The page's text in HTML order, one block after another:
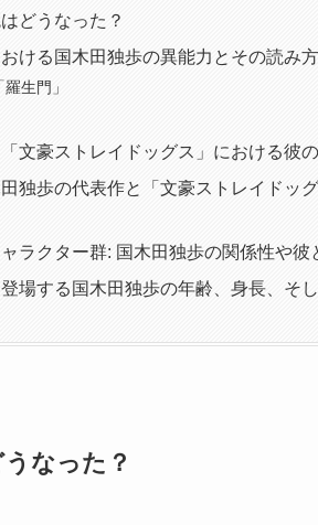
どうなった？
ける国木田独歩の異能力とその読み
生門」
文豪ストレイドッグス」における彼
田独歩の代表作と「文豪ストレイドッ
ラクター群: 国木田独歩の関係性や彼
場する国木田独歩の年齢、身長、そ
なった？